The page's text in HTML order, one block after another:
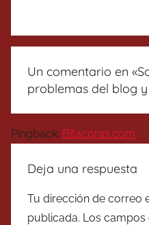
Un comentario en «
problemas del blog
Pingback: Bitacoras.com
Deja una respuesta
Tu dirección de correo
publicada. Los campos